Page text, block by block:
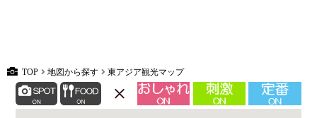
TOP 地図から探す 東アジア観光マップ